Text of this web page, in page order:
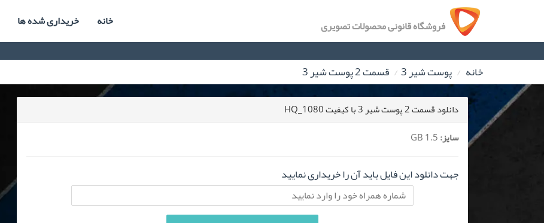
فروشگاه قانونی محصولات تصویری خانه خریداری شده ها
خانه پوست شیر 3 قسمت 2 پوست شیر 3
دانلود قسمت 2 پوست شیر 3 با کیفیت HQ_1080
سایز:
جهت دانلود این فایل باید آن را خریداری نمایید